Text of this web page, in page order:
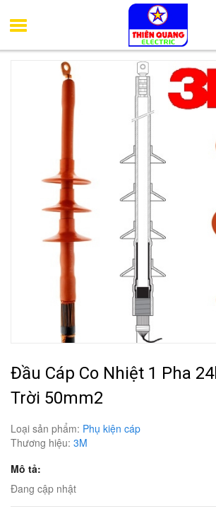
Đầu cáp trung thế co nhiệt 3M
pha 24kV ngoài trời 50mm2
Đầu Cáp Co Nhiệt 1 Pha
Trời 50mm2
Loại sản phẩm: Phụ kiện cáp
Thương hiệu: 3M
Mô tả:
Đang cập nhật